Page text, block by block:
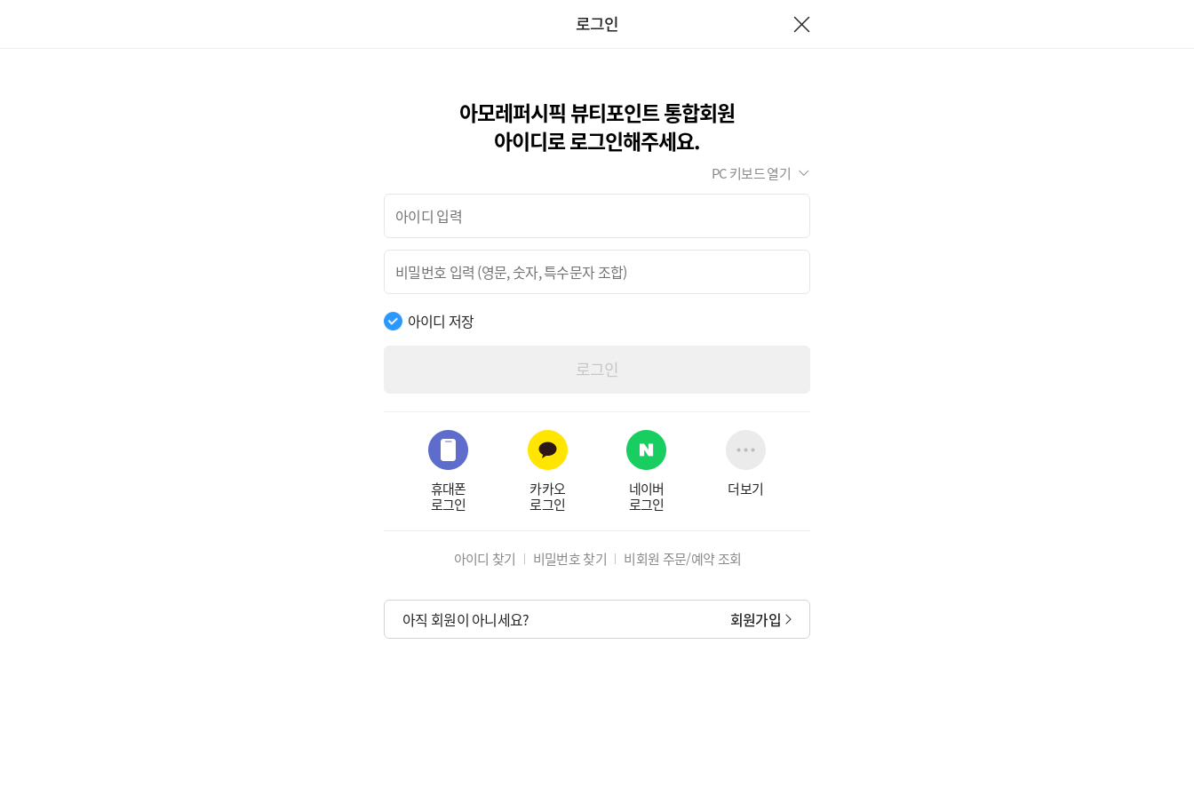
로그인
아모레퍼시픽 뷰티포인트 통합회원
아이디로 로그인해주세요.
PC 키보드 열기
아이디 저장
로그인
휴대폰
로그인
카카오
로그인
네이버
로그인
더보기
아이디 찾기 비밀번호 찾기 비회원 주문/예약 조회
아직 회원이 아니세요? 회원가입